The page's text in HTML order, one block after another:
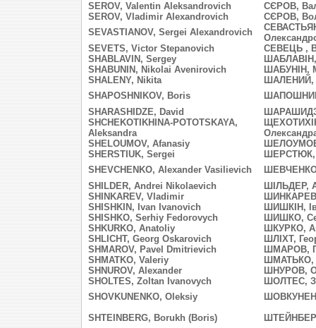
SEROV, Valentin Aleksandrovich
СЄРОВ,
SEROV, Vladimir Alexandrovich
СЄРОВ,
SEVASTIANOV, Sergei Alexandrovich
SEVETS, Victor Stepanovich
СЕВЕЦЬ ,
SHABLAVIN, Sergey
ШАБЛАВІН,
SHABUNIN, Nikolai Avenirovich
ШАБУНІН,
SHALENY, Nikita
ШАЛЕНИЙ,
SHAPOSHNIKOV, Boris
SHARASHIDZE, David
SHCHEKOTIKHINA-POTOTSKAYA,
Aleksandra
SHELOUMOV, Afanasiy
ШЕЛОУМОВ
SHERSTIUK, Sergei
ШЕРСТЮК,
SHEVCHENKO, Alexander Vasilievich
SHILDER, Andrei Nikolaevich
ШІЛЬДЕР,
SHINKAREV, Vladimir
SHISHKIN, Ivan Ivanovich
ШИШКІН,
SHISHKO, Serhiy Fedorovych
ШИШКО,
SHKURKO, Anatoliy
ШКУРКО,
SHLICHT, Georg Oskarovich
ШЛІХТ,
SHMAROV, Pavel Dmitrievich
ШМАРОВ,
SHMATKO, Valeriy
ШМАТЬКО,
SHNUROV, Alexander
ШНУРОВ,
SHOLTES, Zoltan Ivanovych
ШОЛТЕС,
SHOVKUNENKO, Oleksiy
SHTEINBERG, Borukh (Boris)